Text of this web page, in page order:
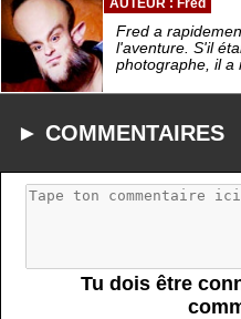
AUTEUR : Fred
Fred a
l'aventure. S'il
photographe, il a
► COMMENTAIRES
Tu dois être